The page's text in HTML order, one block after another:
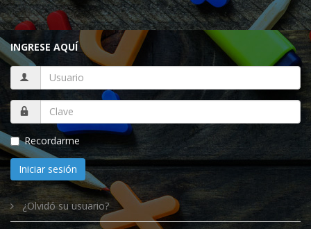
INGRESE AQUÍ
Recordarme
Iniciar sesión
¿Olvidó su usuario?